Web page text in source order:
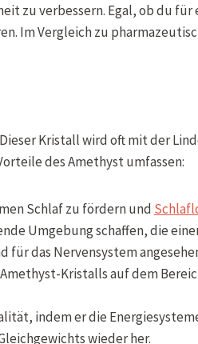
zu verbessern. Egal, ob du
Im Vergleich zu
Kristall wird oft mit der
des Amethyst umfassen:
Schlaf zu fördern und
Umgebung schaffen, die
für das Nervensystem
Kristalls auf dem
indem er die
wieder her.